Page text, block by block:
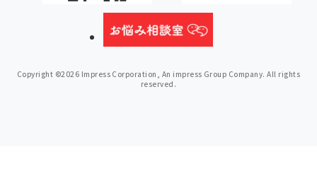
Copyright ©2026 Impress Corporation, An impress Group Company. All rights
reserved.